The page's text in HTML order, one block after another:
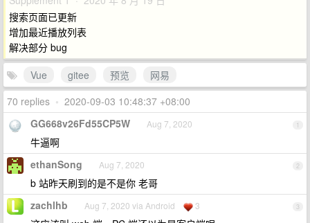
搜索页面已更新
增加最近播放列表
解决部分 bug
Vue
gitee 预览
网易
70 replies • 2020-09-03 10:48:37 +08:00
1
GG668v26Fd55CP5W Aug 7, 2020
牛逼啊
2
ethanSong Aug 7, 2020
b 站昨天刷到的是不是你 老哥
3
zachlhb Aug 7, 2020 via Android 3